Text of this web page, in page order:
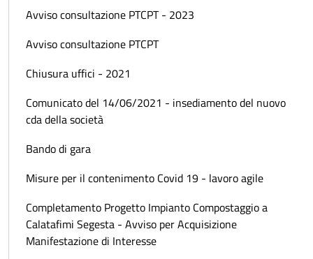
Avviso consultazione PTCPT - 2023
Avviso consultazione PTCPT
Chiusura uffici - 2021
Comunicato del 14/06/2021 - insediamento del nuovo
cda della società
Bando di gara
Misure per il contenimento Covid 19 - lavoro agile
Completamento Progetto Impianto Compostaggio a
Calatafimi Segesta - Avviso per Acquisizione
Manifestazione di Interesse